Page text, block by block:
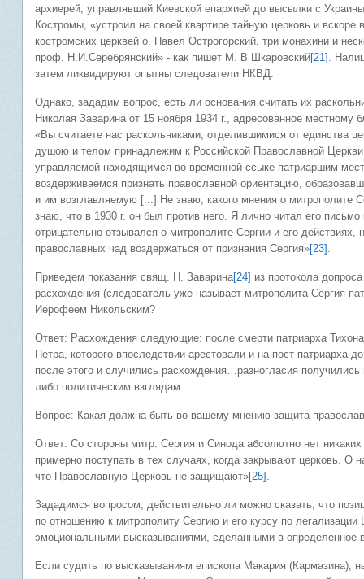
архиерей, управлявший Киевской епархией до высылки с
Костромы, «устроил на своей квартире тайную церковь и
костромских церквей о. Павел Острогорский, три монахини и
проф. Н.И.Серебрянский» - как пишет М. В Шкаровский[21] .
затем ликвидируют опытны следователи НКВД.
Однако, зададим вопрос, есть ли основания считать их
Николая Заварина от 15 ноября 1934 г., адресованное
«Вы считаете нас раскольниками, отделившимися от единства
душою и телом принадлежим к Российской Православной
управляемой находящимся во временной ссыке патриаршим
воздерживаемся признать православной ориентацию,
и им возглавляемую [...] Не знаю, какого мнения о митрополите
знаю, что в 1930 г. он был против него. Я лично читал его
отрицательно отзывался о митрополите Сергии и его
православных чад воздержаться от признания Сергия»[23] .
Приведем показания свящ. Н. Заварина[24] из протокола
расхождения (следователь уже называет митрополита Сергия
Иерофеем Никольским?
Ответ: Расхождения следующие: после смерти патриарха
Петра, которого впоследствии арестовали и на пост патриарха
после этого и случились расхождения…разногласия
либо политическим взглядам.
Вопрос: Какая должна быть во вашему мнению защита
Ответ: Со стороны митр. Сергия и Синода абсолютно нет
примерно поступать в тех случаях, когда закрывают церковь.
что Православную Церковь не защищают»[25] .
Зададимся вопросом, действительно ли можно сказать, что
по отношению к митрополиту Сергию и его курсу по
эмоциональными высказываниями, сделанными в определенное
Если судить по высказываниям епископа Макария (Кармазина),